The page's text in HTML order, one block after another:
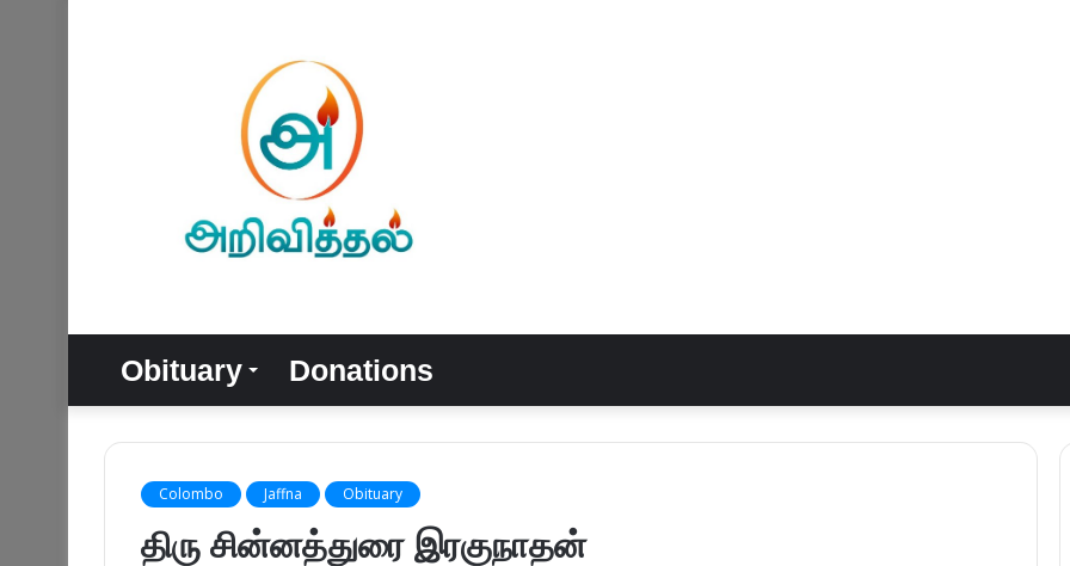
Obituary Donations
Colombo Jaffna Obituary
திரு சின்னத்துரை இரகுநாதன்